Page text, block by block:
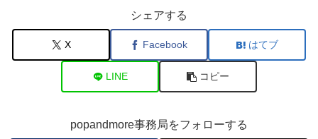
シェアする
X Facebook はてブ
LINE コピー
popandmore事務局をフォローする